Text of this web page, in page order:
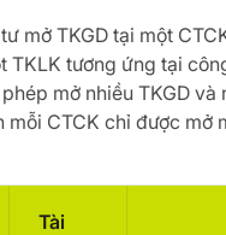
mở TKGD tại một
TKLK tương ứng tại
mở nhiều TKGD và
mỗi CTCK chỉ được mở
Tài